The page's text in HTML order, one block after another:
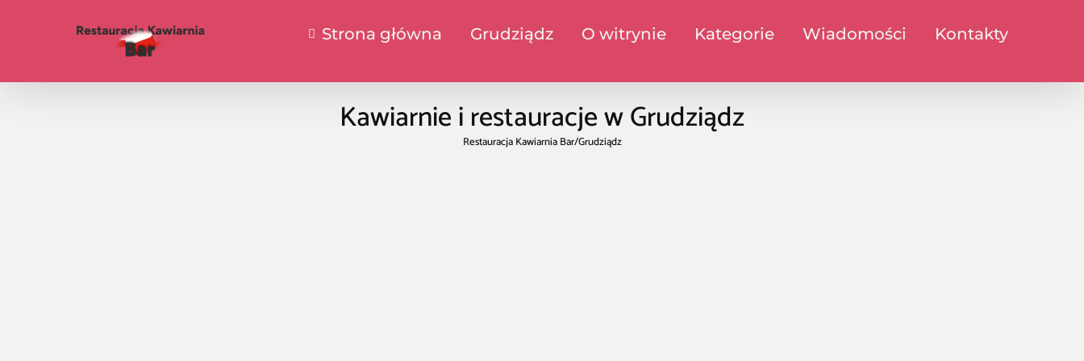
Strona główna Grudziądz O witrynie Kategorie Wiadomości Kontakty
Kawiarnie i restauracje w Grudziądz
Restauracja Kawiarnia Bar/Grudziądz